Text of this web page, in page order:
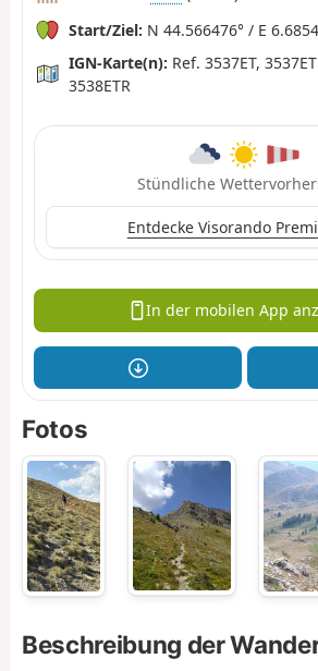
Start/Ziel: N 44.566476° / E
IGN-Karte(n): Ref. 3537ET,
3538ETR
Stündliche
Entdecke Visorando
In der mobilen App
Fotos
Beschreibung der